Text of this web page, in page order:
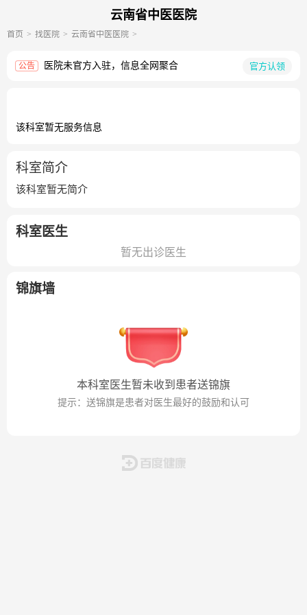
云南省中医医院
首页 找医院 云南省中医医院
公告 医院未官方入驻，信息全网聚合 官方认领
该科室暂无服务信息
科室简介
该科室暂无简介
科室医生
暂无出诊医生
锦旗墙
本科室医生暂未收到患者送锦旗
提示：送锦旗是患者对医生最好的鼓励和认可